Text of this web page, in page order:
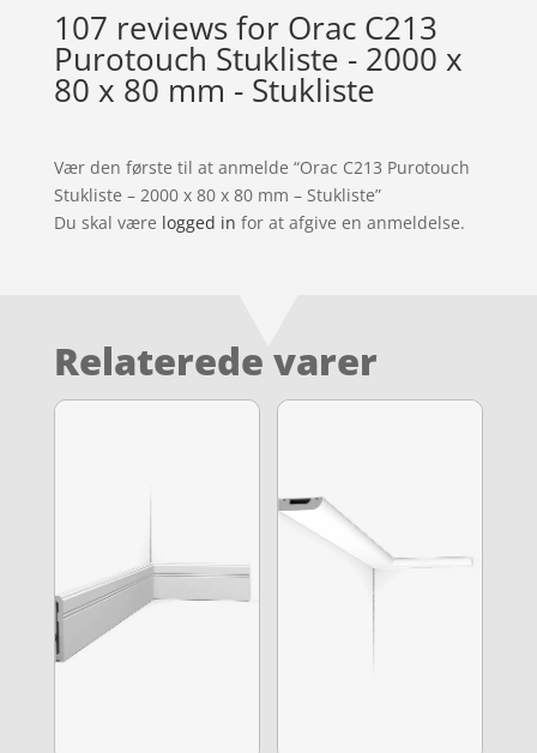
107 reviews for Orac C213
Purotouch Stukliste - 2000 x
80 x 80 mm - Stukliste
Vær den første til at anmelde “Orac C213 Purotouch
Stukliste – 2000 x 80 x 80 mm – Stukliste”
Du skal være logged in for at afgive en anmeldelse.
Relaterede varer